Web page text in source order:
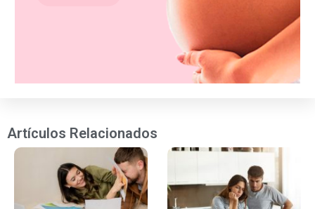
Artículos Relacionados